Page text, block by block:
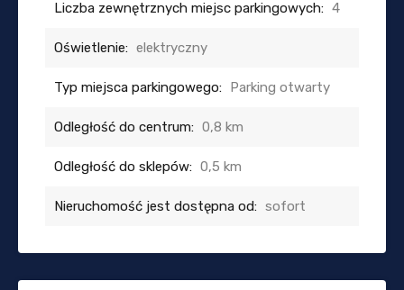
Liczba zewnętrznych miejsc parkingowych: 4
Oświetlenie: elektryczny
Typ miejsca parkingowego: Parking otwarty
Odległość do centrum: 0,8 km
Odległość do sklepów: 0,5 km
Nieruchomość jest dostępna od: sofort